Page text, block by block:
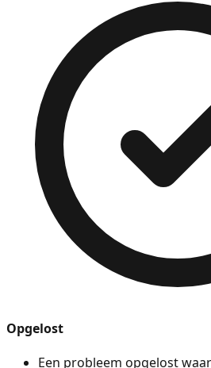
Opgelost
Een probleem opgelost